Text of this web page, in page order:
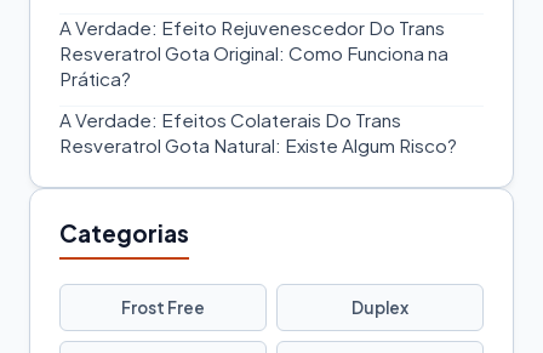
A Verdade: Efeito Rejuvenescedor Do Trans
Resveratrol Gota Original: Como Funciona na
Prática?
A Verdade: Efeitos Colaterais Do Trans
Resveratrol Gota Natural: Existe Algum Risco?
Categorias
Frost Free Duplex